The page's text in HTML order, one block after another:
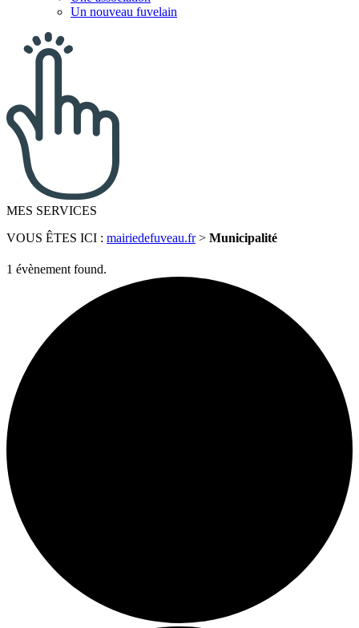
Un nouveau fuvelain
MES SERVICES
VOUS ÊTES ICI : mairiedefuveau.fr> Municipalité
1 évènement found.